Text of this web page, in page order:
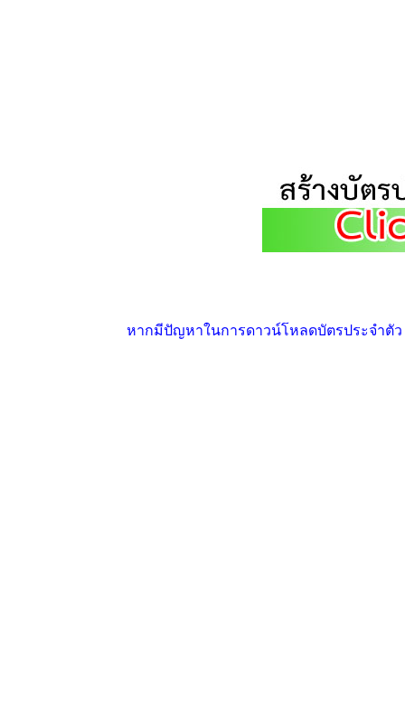
หากมีปัญหาในการดาวน์โหลดบัตรประจำตัว